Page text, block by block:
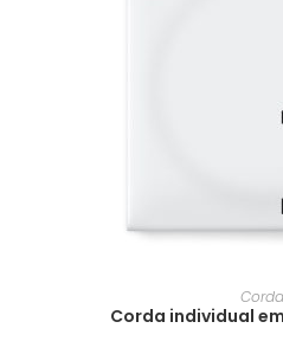
Corda individual em